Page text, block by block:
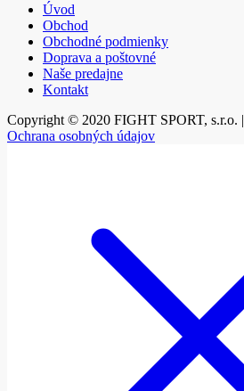
Úvod
Obchod
Obchodné podmienky
Doprava a poštovné
Naše predajne
Kontakt
Copyright © 2020 FIGHT SPORT, s.r.o. |
Ochrana osobných údajov